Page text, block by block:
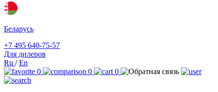
Беларусь
+7 495 640-75-57
Для дилеров
Ru /En
0
0 0